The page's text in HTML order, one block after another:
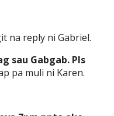
na reply ni Gabriel.
sau Gabgab. Pls
pa muli ni Karen.